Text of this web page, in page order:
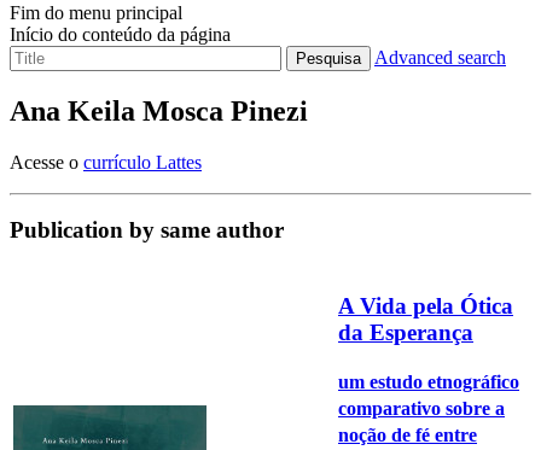
Fim do menu principal
Início do conteúdo da página
Pesquisa Advanced search
Ana Keila Mosca Pinezi
Acesse o currículo Lattes
Publication by same author
A Vida pela Ótica
da Esperança
um estudo etnográfico
comparativo sobre a
noção de fé entre